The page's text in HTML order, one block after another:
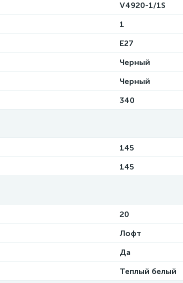
V4920-1/1S
1
E27
Черный
Черный
340
145
145
20
Лофт
Да
Теплый белый